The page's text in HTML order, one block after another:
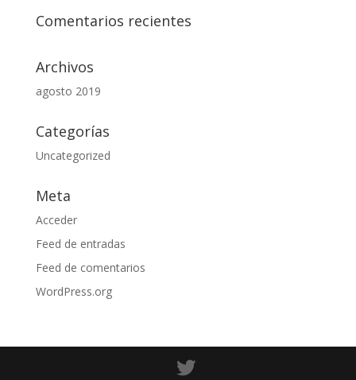
Comentarios recientes
Archivos
agosto 2019
Categorías
Uncategorized
Meta
Acceder
Feed de entradas
Feed de comentarios
WordPress.org